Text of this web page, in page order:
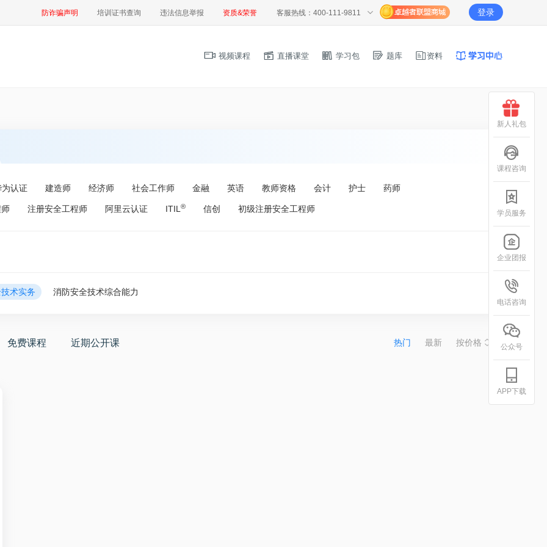
防诈骗声明 培训证书查询 违法信息举报 资质&荣誉 客服热线：400-111-9811 登录
视频课程 直播课堂 学习包 题库 资料
为认证 建造师 经济师 社会工作师 金融 英语 教师资格 会计 护士 药师
注册安全工程师 阿里云认证 ITIL ® 信创 初级注册安全工程师
术实务 消防安全技术综合能力
免费课程 近期公开课 热门 最新 按价格
新人礼包
课程咨询
学员服务
企业团报
电话咨询
公众号
APP下载